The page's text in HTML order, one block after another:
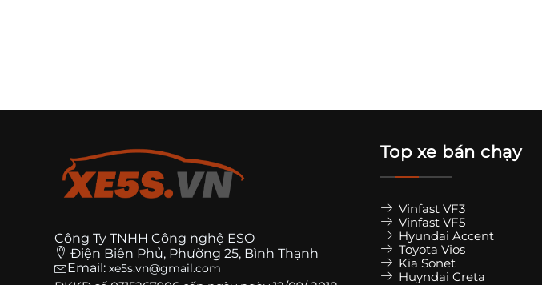
Công Ty TNHH Công nghệ ESO
Điện Biên Phủ, Phường 25, Bình Thạnh
Email: xe5s.vn@gmail.com
Top xe bán chạy
Vinfast VF3
Vinfast VF5
Hyundai Accent
Toyota Vios
Kia Sonet
Huyndai Creta